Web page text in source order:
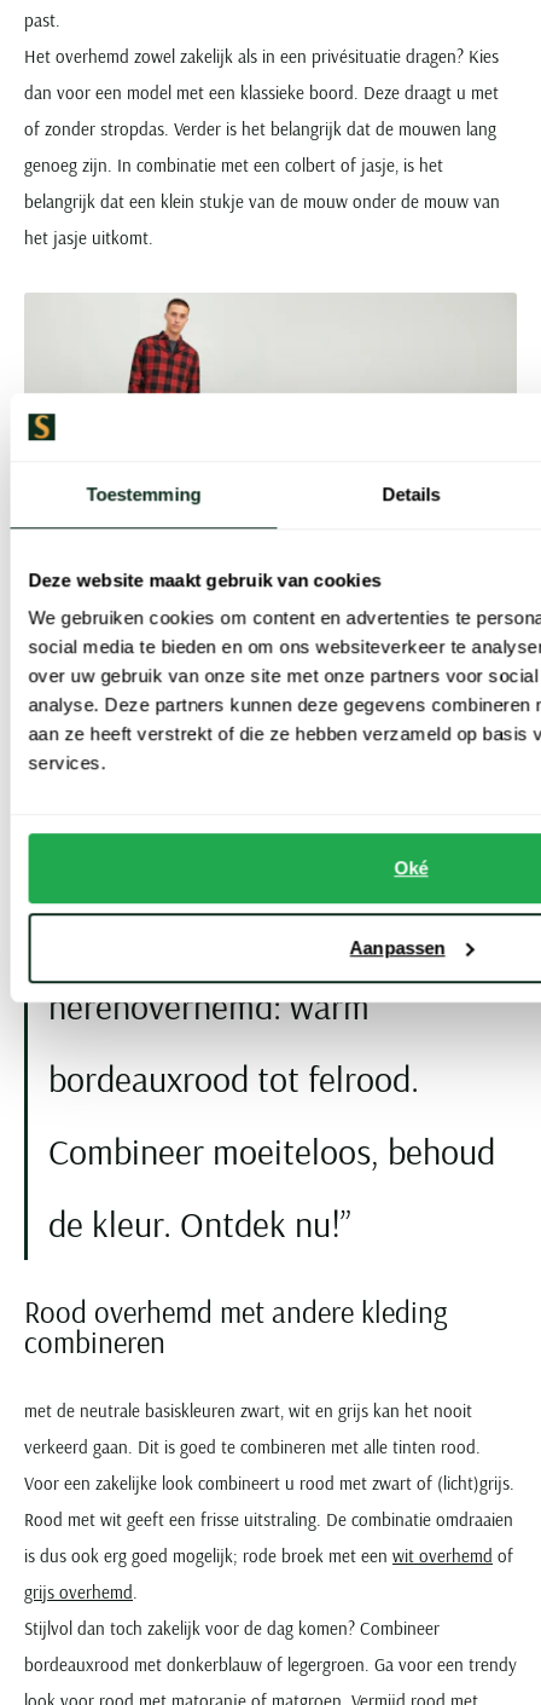
Toestemming Details
Deze website maakt gebruik van cookies
We gebruiken cookies om content en advertenties te
social media te bieden en om ons websiteverkeer te
over uw gebruik van onze site met onze partners voor
analyse. Deze partners kunnen deze gegevens combineren
aan ze heeft verstrekt of die ze hebben verzameld op basis
services.
Oké
Aanpassen
past.
Het overhemd zowel zakelijk als in een privésituatie dragen? Kies
dan voor een model met een klassieke boord. Deze draagt u met
of zonder stropdas. Verder is het belangrijk dat de mouwen lang
genoeg zijn. In combinatie met een colbert of jasje, is het
belangrijk dat een klein stukje van de mouw onder de mouw van
het jasje uitkomt.
Welke kleur rood moet ik nemen?
bordeaux rood overhemd voor heren heeft een warme en rustige
uitstraling. Gewoon rood is opvallend maar straalt ook meer macht
uit. Felrood neigt naar passie, en lichtrood voegt een vleugje zomer
toe.
Variaties hierop zijn (zalm) roze overhemden, dat afgeleid is van het
rood, of roodpaars. Veel overhemden hebben een rode kleur.
te kiezen. Of een ander vrolijk printje.
Vind jouw perfecte rode
herenoverhemd: warm
bordeauxrood tot felrood.
Combineer moeiteloos, behoud
de kleur. Ontdek nu!
Rood overhemd met andere kleding
combineren
met de neutrale basiskleuren zwart, wit en grijs kan het nooit
verkeerd gaan. Dit is goed te combineren met alle tinten rood.
Voor een zakelijke look combineert u rood met zwart of (licht)grijs.
Rood met wit geeft een frisse uitstraling. De combinatie omdraaien
is dus ook erg goed mogelijk; rode broek met een wit overhemd of
grijs overhemd
Stijlvol dan toch zakelijk voor de dag komen? Combineer
bordeauxrood met donkerblauw of legergroen. Ga voor een trendy
look voor rood met matoranje of matgroen. Vermijd rood met